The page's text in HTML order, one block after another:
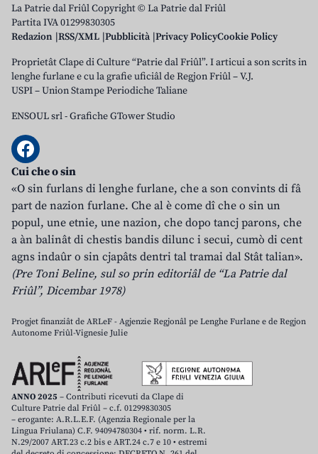
La Patrie dal Friûl Copyright © La Patrie dal Friûl
Partita IVA 01299830305
Redazion RSS/XML Pubblicità Privacy PolicyCookie Policy
Proprietât Clape di Culture “Patrie dal Friûl”. I articui a son scrits in
lenghe furlane e cu la grafie uficiâl de Regjon Friûl – V.J.
USPI – Union Stampe Periodiche Taliane
ENSOUL srl-Grafiche GTower Studio
Cui che o sin
«O sin furlans di lenghe furlane, che a son convints di fâ
part de nazion furlane. Che al è come dî che o sin un
popul, une etnie, une nazion, che dopo tancj parons, che
a àn balinât di chestis bandis dilunc i secui, cumò di cent
agns indaûr o sin cjapâts dentri tal tramai dal Stât talian».
(Pre Toni Beline, sul so prin editoriâl de “La Patrie dal
Friûl”, Dicembar 1978)
Progjet finanziât de ARLeF - Agjenzie Regjonâl pe Lenghe Furlane e de Regjon
Autonome Friûl-Vignesie Julie
ANNO 2025 – Contributi ricevuti da Clape di
Culture Patrie dal Friûl – c.f. 01299830305
– erogante: A.R.L.E.F. (Agenzia Regionale per la
Lingua Friulana) C.F. 94094780304 • rif. norm. L.R.
N.29/2007 ART.23 c.2 bis e ART.24 c.7 e 10 • estremi